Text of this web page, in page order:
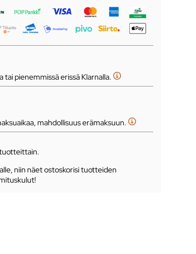
pienemmissä erissä Klarnalla.
mahdollisuus erämaksuun.
niin näet ostoskorisi tuotteiden